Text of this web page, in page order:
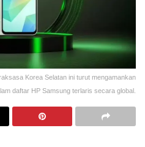
Korea Selatan ini turut mengamankan
daftar HP Samsung terlaris secara global.